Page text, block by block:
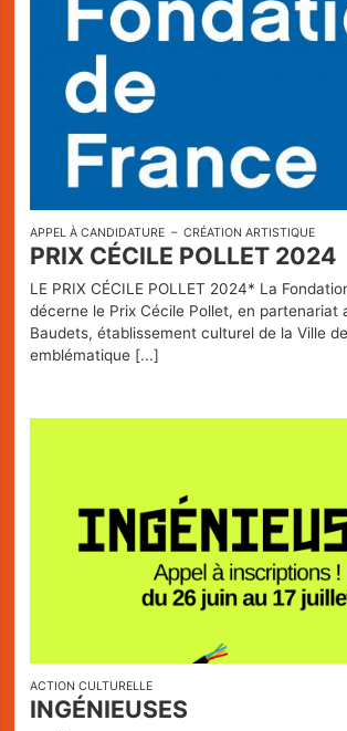
APPEL À CANDIDATURE CRÉATION ARTISTIQUE
PRIX CÉCILE POLLET 2024
LE PRIX CÉCILE POLLET 2024* La
décerne le Prix Cécile Pollet, en partenariat
Baudets, établissement culturel de la Ville
emblématique [...]
ACTION CULTURELLE
INGÉNIEUSES